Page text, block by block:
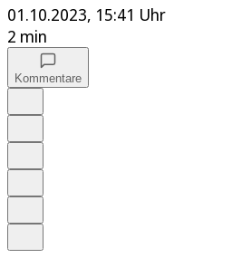
01.10.2023, 15:41 Uhr
2 min
Kommentare